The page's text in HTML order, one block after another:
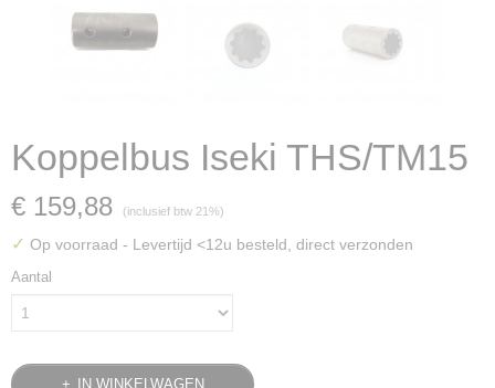
Koppelbus Iseki THS/TM15
€ 159,88 (inclusief btw 21%)
✓ Op voorraad - Levertijd <12u besteld, direct verzonden
Aantal
IN WINKELWAGEN